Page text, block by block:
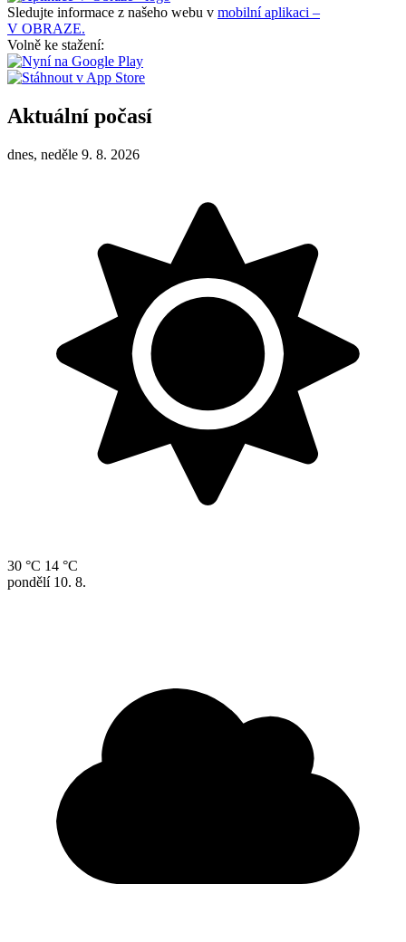
Sledujte informace z našeho webu v mobilní aplikaci –
V OBRAZE.
Volně ke stažení:
Aktuální počasí
dnes, neděle 9. 8. 2026
30 °C 14 °C
pondělí 10. 8.